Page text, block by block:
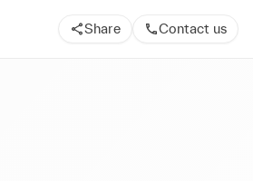
Share Contact us